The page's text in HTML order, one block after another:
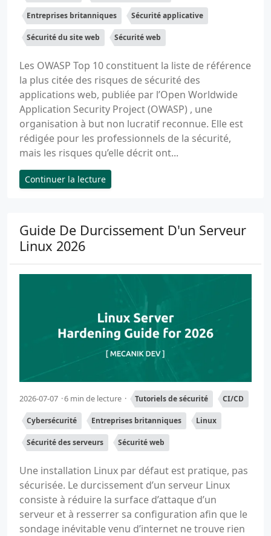
Entreprises britanniques Sécurité applicative
Sécurité du site web Sécurité web
Les OWASP Top 10 constituent la liste de référence
la plus citée des risques de sécurité des
applications web, publiée par l’Open Worldwide
Application Security Project (OWASP) , une
organisation à but non lucratif reconnue. Elle est
rédigée pour les professionnels de la sécurité,
mais les risques qu’elle décrit ont...
Continuer la lecture
Guide De Durcissement D'un Serveur
Linux 2026
2026-07-07 6 min de lecture Tutoriels de sécurité CI/CD
Cybersécurité Entreprises britanniques Linux
Sécurité des serveurs Sécurité web
Une installation Linux par défaut est pratique, pas
sécurisée. Le durcissement d’un serveur Linux
consiste à réduire la surface d’attaque d’un
serveur et à resserrer sa configuration afin que le
sondage inévitable venu d’internet ne trouve rien